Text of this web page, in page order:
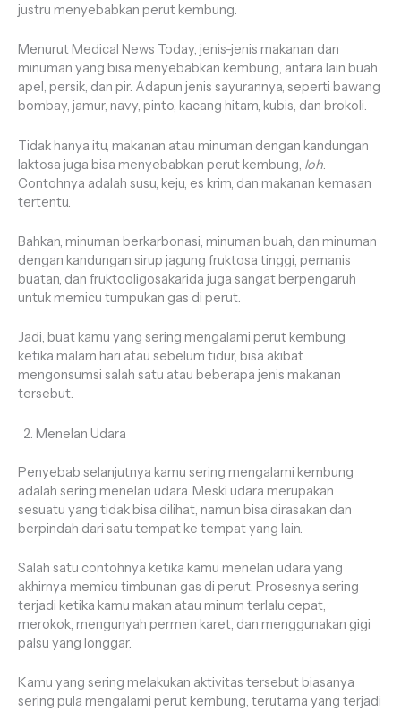
justru menyebabkan perut kembung.
Menurut Medical News Today, jenis-jenis makanan dan
minuman yang bisa menyebabkan kembung, antara lain buah
apel, persik, dan pir. Adapun jenis sayurannya, seperti bawang
bombay, jamur, navy, pinto, kacang hitam, kubis, dan brokoli.
Tidak hanya itu, makanan atau minuman dengan kandungan
laktosa juga bisa menyebabkan perut kembung, loh.
Contohnya adalah susu, keju, es krim, dan makanan kemasan
tertentu.
Bahkan, minuman berkarbonasi, minuman buah, dan minuman
dengan kandungan sirup jagung fruktosa tinggi, pemanis
buatan, dan fruktooligosakarida juga sangat berpengaruh
untuk memicu tumpukan gas di perut.
Jadi, buat kamu yang sering mengalami perut kembung
ketika malam hari atau sebelum tidur, bisa akibat
mengonsumsi salah satu atau beberapa jenis makanan
tersebut.
Menelan Udara
Penyebab selanjutnya kamu sering mengalami kembung
adalah sering menelan udara. Meski udara merupakan
sesuatu yang tidak bisa dilihat, namun bisa dirasakan dan
berpindah dari satu tempat ke tempat yang lain.
Salah satu contohnya ketika kamu menelan udara yang
akhirnya memicu timbunan gas di perut. Prosesnya sering
terjadi ketika kamu makan atau minum terlalu cepat,
merokok, mengunyah permen karet, dan menggunakan gigi
palsu yang longgar.
Kamu yang sering melakukan aktivitas tersebut biasanya
sering pula mengalami perut kembung, terutama yang terjadi